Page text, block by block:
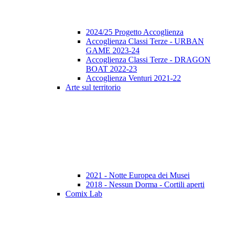
2024/25 Progetto Accoglienza
Accoglienza Classi Terze - URBAN
GAME 2023-24
Accoglienza Classi Terze - DRAGON
BOAT 2022-23
Accoglienza Venturi 2021-22
Arte sul territorio
2021 - Notte Europea dei Musei
2018 - Nessun Dorma - Cortili aperti
Comix Lab